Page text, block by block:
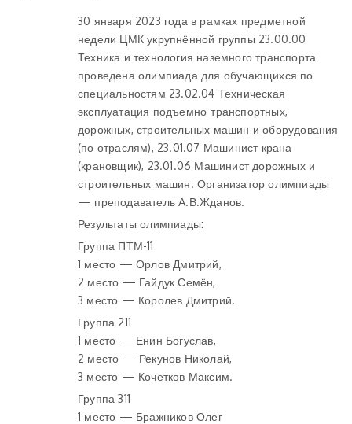
30 января 2023 года в рамках предметной
недели ЦМК укрупнённой группы 23.00.00
Техника и технология наземного транспорта
проведена олимпиада для обучающихся по
специальностям 23.02.04 Техническая
эксплуатация подъемно-транспортных,
дорожных, строительных машин и оборудования
(по отраслям), 23.01.07 Машинист крана
(крановщик), 23.01.06 Машинист дорожных и
строительных машин. Организатор олимпиады
— преподаватель А.В.Жданов.
Результаты олимпиады:
Группа ПТМ-11
1 место — Орлов Дмитрий,
2 место — Гайдук Семён,
3 место — Королев Дмитрий.
Группа 211
1 место — Енин Богуслав,
2 место — Рекунов Николай,
3 место — Кочетков Максим.
Группа 311
1 место — Бражников Олег